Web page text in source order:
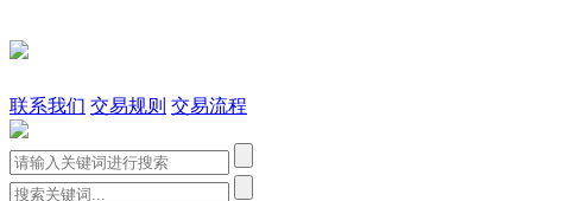
联系我们 交易规则 交易流程